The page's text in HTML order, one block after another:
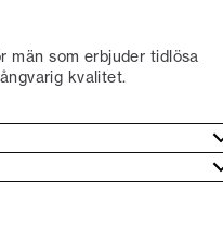
män som erbjuder tidlösa
kvalitet.